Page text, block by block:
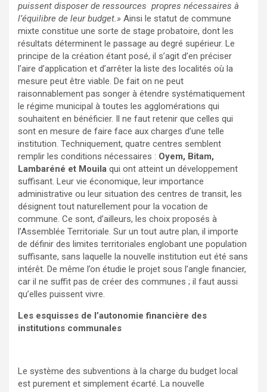
puissent disposer de ressources propres nécessaires à
l’équilibre de leur budget.» Ainsi le statut de commune
mixte constitue une sorte de stage probatoire, dont les
résultats déterminent le passage au degré supérieur. Le
principe de la création étant posé, il s’agit d’en préciser
l’aire d’application et d’arrêter la liste des localités où la
mesure peut être viable. De fait on ne peut
raisonnablement pas songer à étendre systématiquement
le régime municipal à toutes les agglomérations qui
souhaitent en bénéficier. Il ne faut retenir que celles qui
sont en mesure de faire face aux charges d’une telle
institution. Techniquement, quatre centres semblent
remplir les conditions nécessaires : Oyem, Bitam,
Lambaréné et Mouila qui ont atteint un développement
suffisant. Leur vie économique, leur importance
administrative ou leur situation des centres de transit, les
désignent tout naturellement pour la vocation de
commune. Ce sont, d’ailleurs, les choix proposés à
l’Assemblée Territoriale. Sur un tout autre plan, il importe
de définir des limites territoriales englobant une population
suffisante, sans laquelle la nouvelle institution eut été sans
intérêt. De même l’on étudie le projet sous l’angle financier,
car il ne suffit pas de créer des communes ; il faut aussi
qu’elles puissent vivre.
Les esquisses de l’autonomie financière des
institutions communales
Le système des subventions à la charge du budget local
est purement et simplement écarté. La nouvelle